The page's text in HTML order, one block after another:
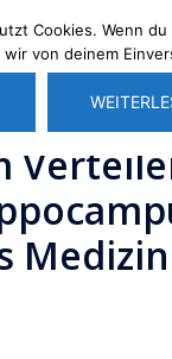
Cookies. Wenn
von deinem